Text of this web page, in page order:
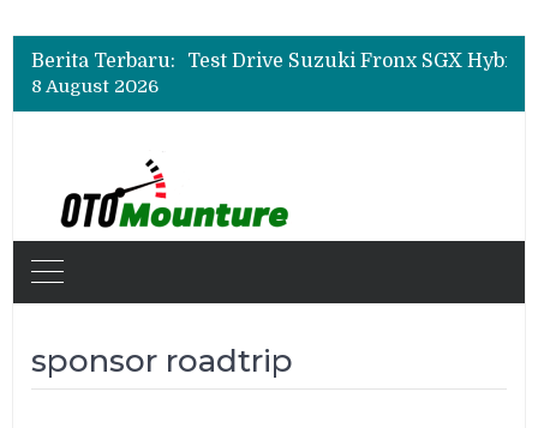
Berita Terbaru:
Beli Mobil Jangan Cuma Lihat Cicilan, TAF dan OJK Tekankan Pentingnya Literasi Keuangan
Beli Mobil Jangan Cuma Lihat Cicilan, TAF dan OJK Tekankan Pentingnya Literasi Keuangan
8 August 2026
sponsor roadtrip